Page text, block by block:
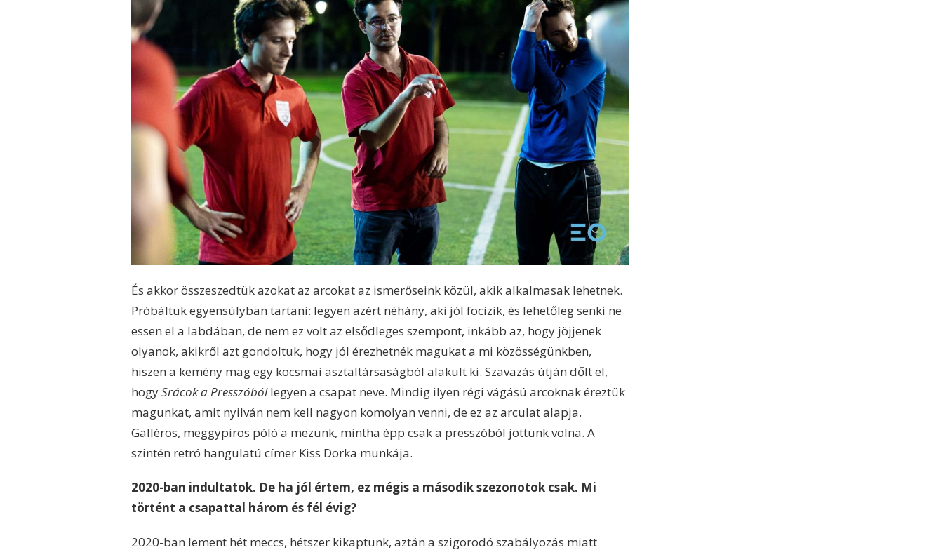
És akkor összeszedtük azokat az arcokat az ismerőseink közül, akik alkalmasak lehetnek.
Próbáltuk egyensúlyban tartani: legyen azért néhány, aki jól focizik, és lehetőleg senki ne
essen el a labdában, de nem ez volt az elsődleges szempont, inkább az, hogy jöjjenek
olyanok, akikről azt gondoltuk, hogy jól érezhetnék magukat a mi közösségünkben,
hiszen a kemény mag egy kocsmai asztaltársaságból alakult ki. Szavazás útján dőlt el,
hogySrácok a Presszóbóllegyen a csapat neve. Mindig ilyen régi vágású arcoknak éreztük
magunkat, amit nyilván nem kell nagyon komolyan venni, de ez az arculat alapja.
Galléros, meggypiros póló a mezünk, mintha épp csak a presszóból jöttünk volna. A
szintén retró hangulatú címer Kiss Dorka munkája.
2020-ban indultatok. De ha jól értem, ez mégis a második szezonotok csak. Mi
történt a csapattal három és fél évig?
2020-ban lement hét meccs, hétszer kikaptunk, aztán a szigorodó szabályozás miatt